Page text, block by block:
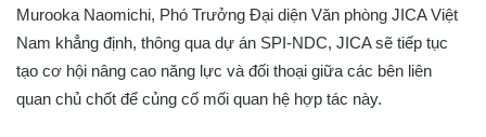
Murooka Naomichi, Phó Trưởng Đại diện Văn phòng JICA Việt
Nam khẳng định, thông qua dự án SPI-NDC, JICA sẽ tiếp tục
tạo cơ hội nâng cao năng lực và đối thoại giữa các bên liên
quan chủ chốt để củng cố mối quan hệ hợp tác này.